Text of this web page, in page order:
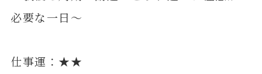
必要な一日～
仕事運：★★